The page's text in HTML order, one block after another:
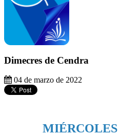
Dimecres de Cendra
04 de marzo de 2022